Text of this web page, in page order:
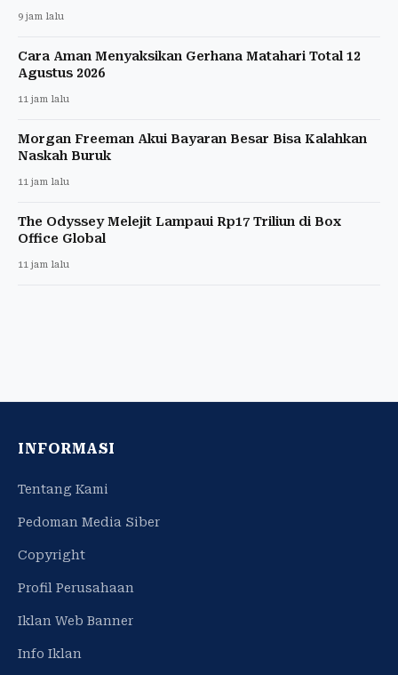
9 jam lalu
Cara Aman Menyaksikan Gerhana Matahari Total 12
Agustus 2026
11 jam lalu
Morgan Freeman Akui Bayaran Besar Bisa Kalahkan
Naskah Buruk
11 jam lalu
The Odyssey Melejit Lampaui Rp17 Triliun di Box
Office Global
11 jam lalu
INFORMASI
Tentang Kami
Pedoman Media Siber
Copyright
Profil Perusahaan
Iklan Web Banner
Info Iklan